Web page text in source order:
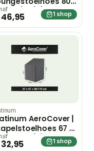
x 65/90(h) cm1 shop
AeroCover |
67 x
x 80-110(h) cm1 shop